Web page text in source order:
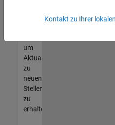
unseres
um
Aktualisierungen
zu
neuen
Stellenangeboten
zu
erhalten.
Kontakt zu Ihrer